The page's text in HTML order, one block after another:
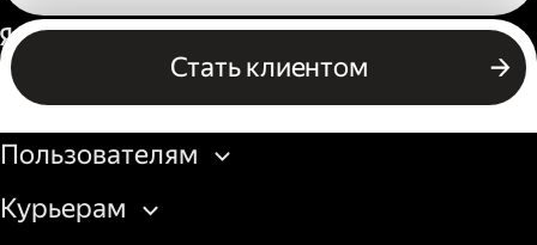
Стать клиентом
Россия
Бизнесу
Пользователям
Курьерам